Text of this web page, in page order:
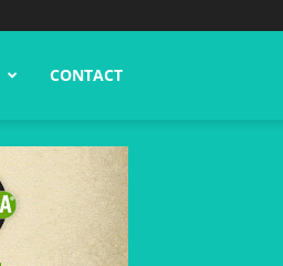
CONTACT